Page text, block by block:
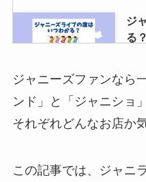
ジ
る
ジ
い
ジャニーズファンなら
ンド」と「ジャニショ」
それぞれどんなお店か
この記事では、ジャニ